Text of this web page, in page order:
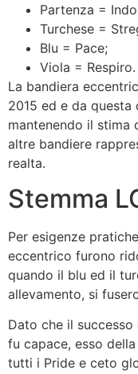
Partenza =
Turchese =
Blu = Pace;
Viola = Respiro.
La bandiera
2015 ed e da
mantenendo il stima
altre bandiere
realta.
Stemma
Per esigenze
eccentrico furono
quando il blu ed il
allevamento, si
Dato che il
fu capace, esso
tutti i Pride e ceto